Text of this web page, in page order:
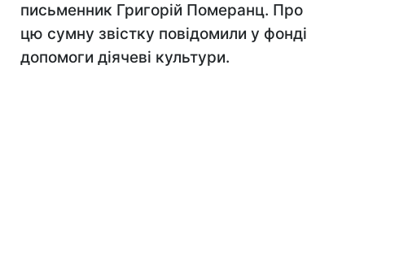
письменник Григорій Померанц. Про
цю сумну звістку повідомили у фонді
допомоги діячеві культури.